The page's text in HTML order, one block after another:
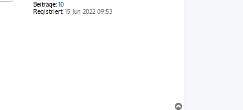
Beiträge: 10
Registriert: 15 Jun 2022 09:53